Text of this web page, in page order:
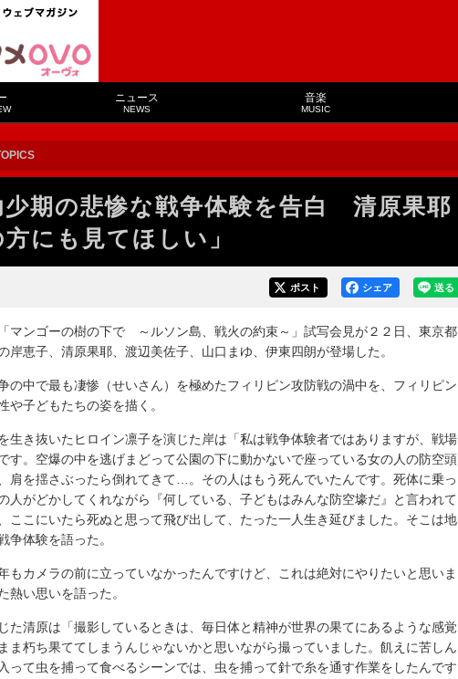
ニュース
NEWS
音楽
MUSIC
少期の悲惨な戦争体験を告白 清原果耶
方にも見てほしい」
送る
シェア
ポスト
マンゴーの樹の下で ～ルソン島、戦火の約束～」試写会見が２２日、東京都
岸恵子、清原果耶、渡辺美佐子、山口まゆ、伊東四朗が登場した。
の中で最も凄惨（せいさん）を極めたフィリピン攻防戦の渦中を、フィリピン
や子どもたちの姿を描く。
生き抜いたヒロイン凛子を演じた岸は「私は戦争体験者ではありますが、戦場
す。空爆の中を逃げまどって公園の下に動かないで座っている女の人の防空頭
肩を揺さぶったら倒れてきて…。その人はもう死んでいたんです。死体に乗っ
人がどかしてくれながら『何している、子どもはみんな防空壕だ』と言われて
ここにいたら死ぬと思って飛び出して、たった一人生き延びました。そこは地
争体験を語った。
もカメラの前に立っていなかったんですけど、これは絶対にやりたいと思いま
熱い思いを語った。
た清原は「撮影しているときは、毎日体と精神が世界の果てにあるような感覚
ま朽ち果ててしまうんじゃないかと思いながら撮っていました。飢えに苦しん
って虫を捕って食べるシーンでは、虫を捕って針で糸を通す作業をしたんです